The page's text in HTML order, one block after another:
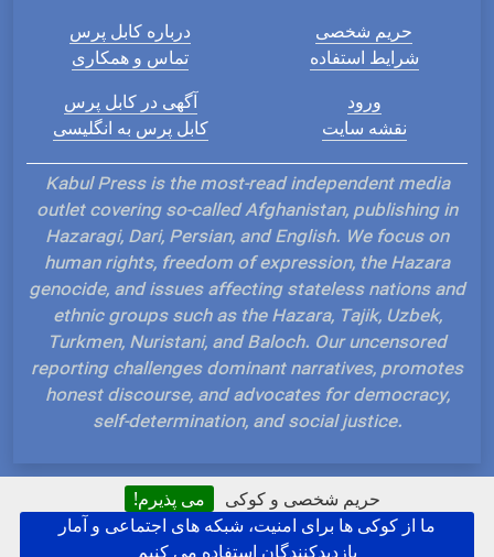
حریم شخصی و کوکی
می پذیرم!
ما از کوکی ها برای امنیت، شبکه های اجتماعی و آمار
بازدیدکنندگان استفاده می کنیم
درباره کابل پرس
تماس و همکاری
حریم شخصی
شرایط استفاده
آگهی در کابل پرس
کابل پرس به انگلیسی
ورود
نقشه سایت
Kabul Press is the most-read independent media
outlet covering so-called Afghanistan, publishing in
Hazaragi, Dari, Persian, and English. We focus on
human rights, freedom of expression, the Hazara
genocide, and issues affecting stateless nations and
ethnic groups such as the Hazara, Tajik, Uzbek,
Turkmen, Nuristani, and Baloch. Our uncensored
reporting challenges dominant narratives, promotes
honest discourse, and advocates for democracy,
self-determination, and social justice.
Hosted and Developed by IP Plans